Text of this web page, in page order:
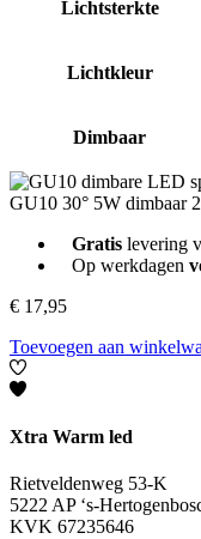
Lichtsterkte
Lichtkleur
Dimbaar
GU10 30° 5W dimbaar
Gratislevering
Op werkdagen
€ 17,95
Toevoegen aan
Xtra Warm led
Rietveldenweg 53-K
5222 AP ‘s-
KVK 67235646